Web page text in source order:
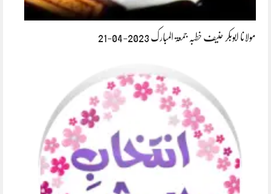
مولانا ابوبکر حنیف خطبہ جمعۃ المبارک 2023-04-21